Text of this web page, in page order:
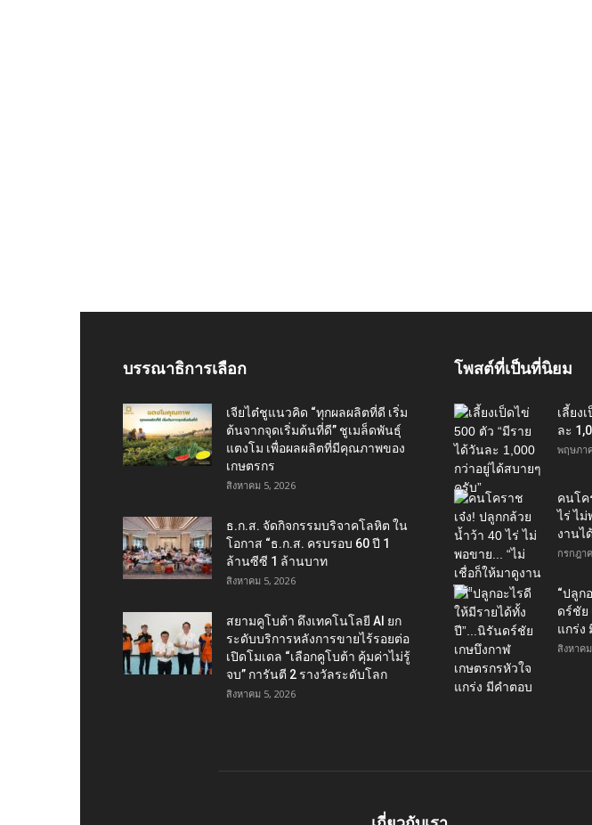
บรรณาธิการเลือก
เจียไต๋ชูแนวคิด “ทุกผลผลิตที่ดี เริ่ม
ต้นจากจุดเริ่มต้นที่ดี” ชูเมล็ดพันธุ์
แตงโม เพื่อผลผลิตที่มีคุณภาพของ
เกษตรกร
สิงหาคม 5, 2026
ธ.ก.ส. จัดกิจกรรมบริจาคโลหิต ใน
โอกาส “ธ.ก.ส. ครบรอบ 60 ปี 1
ล้านซีซี 1 ล้านบาท
สิงหาคม 5, 2026
สยามคูโบต้า ดึงเทคโนโลยี AI ยก
ระดับบริการหลังการขายไร้รอยต่อ
เปิดโมเดล “เลือกคูโบต้า คุ้มค่าไม่รู้
จบ” การันตี 2 รางวัลระดับโลก
สิงหาคม 5, 2026
โพสต์ที่เป็นที่นิยม
เลี้ยง
ละ
พฤษภา
คนโค
ไร่ ไ
งานไ
กรกฎา
“ปลูก
ดร์ชัย
แกร่ง
สิงหาค